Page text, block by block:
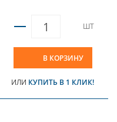
ШТ
В КОРЗИНУ
ИЛИ КУПИТЬ В 1 КЛИК!